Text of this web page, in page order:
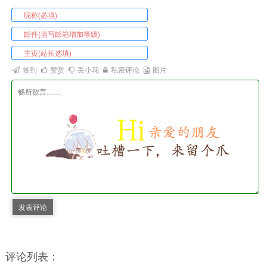
签到 赞赏 丢小花 私密评论 图片
发表评论
评论列表：